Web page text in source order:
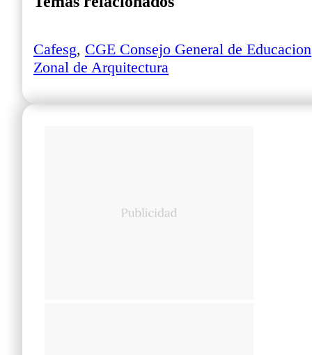
Cafesg, CGE Consejo General de Educacion
Zonal de Arquitectura